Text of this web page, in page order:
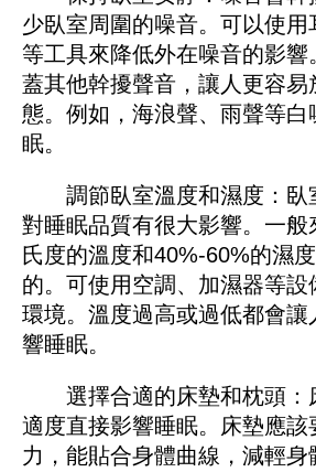
少臥室周圍的噪音。可以使用
等工具來降低外在噪音的影響
蓋其他幹擾聲音，讓人更容易
態。例如，海浪聲、雨聲等白
眠。
調節臥室溫度和濕度：臥
對睡眠品質有很大影響。一般
氏度的溫度和40%-60%的濕
的。可使用空調、加濕器等設
環境。溫度過高或過低都會讓
響睡眠。
選擇合適的床墊和枕頭：
適度直接影響睡眠。床墊應該
力，能貼合身體曲線，減輕身